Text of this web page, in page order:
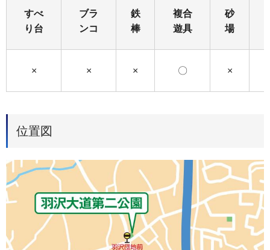
すべ
り台
ブラ
ンコ
鉄
棒
複合
遊具
砂
場
× × × 〇 ×
位置図